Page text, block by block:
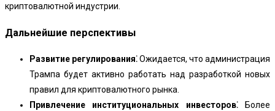
криптовалютной индустрии.
Дальнейшие перспективы
Развитие регулирования⁚Ожидается, что администрация
Трампа будет активно работать над разработкой новых
правил для криптовалютного рынка.
Привлечение институциональных инвесторов⁚Более